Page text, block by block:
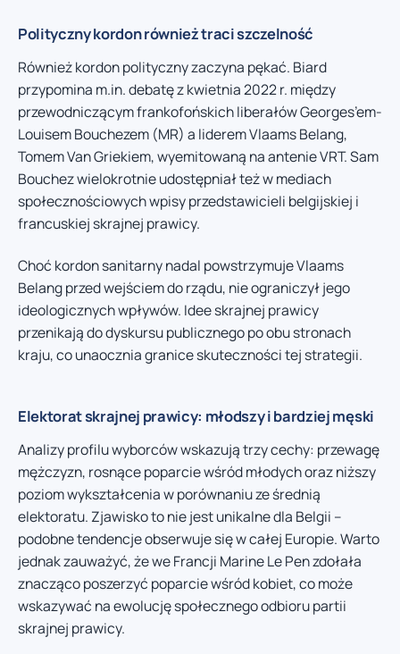
Polityczny kordon również traci szczelność
Również kordon polityczny zaczyna pękać. Biard
przypomina m.in. debatę z kwietnia 2022 r. między
przewodniczącym frankofońskich liberałów Georges’em-
Louisem Bouchezem (MR) a liderem Vlaams Belang,
Tomem Van Griekiem, wyemitowaną na antenie VRT. Sam
Bouchez wielokrotnie udostępniał też w mediach
społecznościowych wpisy przedstawicieli belgijskiej i
francuskiej skrajnej prawicy.
Choć kordon sanitarny nadal powstrzymuje Vlaams
Belang przed wejściem do rządu, nie ograniczył jego
ideologicznych wpływów. Idee skrajnej prawicy
przenikają do dyskursu publicznego po obu stronach
kraju, co unaocznia granice skuteczności tej strategii.
Elektorat skrajnej prawicy: młodszy i bardziej męski
Analizy profilu wyborców wskazują trzy cechy: przewagę
mężczyzn, rosnące poparcie wśród młodych oraz niższy
poziom wykształcenia w porównaniu ze średnią
elektoratu. Zjawisko to nie jest unikalne dla Belgii –
podobne tendencje obserwuje się w całej Europie. Warto
jednak zauważyć, że we Francji Marine Le Pen zdołała
znacząco poszerzyć poparcie wśród kobiet, co może
wskazywać na ewolucję społecznego odbioru partii
skrajnej prawicy.